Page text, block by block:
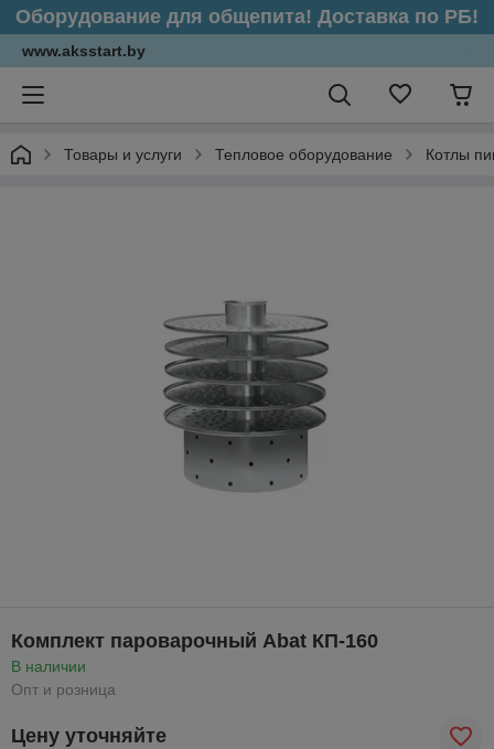
Оборудование для общепита! Доставка по РБ!
www.aksstart.by
Товары и услуги Тепловое оборудование Котлы
Комплект пароварочный Abat КП-160
В наличии
Опт и розница
Цену уточняйте